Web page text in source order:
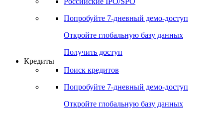
Попробуйте 7-дневный демо-доступ
Откройте глобальную базу данных
Получить доступ
Кредиты
Поиск кредитов
Попробуйте 7-дневный демо-доступ
Откройте глобальную базу данных